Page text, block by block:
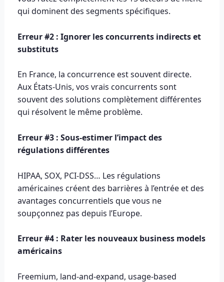
qui dominent des segments spécifiques.
Erreur #2 : Ignorer les concurrents indirects et
substituts
En France, la concurrence est souvent directe.
Aux États-Unis, vos vrais concurrents sont
souvent des solutions complètement différentes
qui résolvent le même problème.
Erreur #3 : Sous-estimer l’impact des
régulations différentes
HIPAA, SOX, PCI-DSS… Les régulations
américaines créent des barrières à l’entrée et des
avantages concurrentiels que vous ne
soupçonnez pas depuis l’Europe.
Erreur #4 : Rater les nouveaux business models
américains
Freemium, land-and-expand, usage-based